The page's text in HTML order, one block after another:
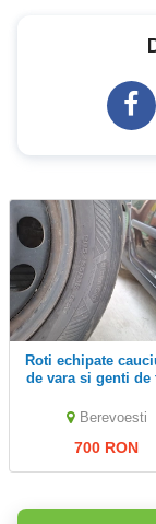
roti echipate cauciucuri
de vara si genti de
Berevoesti
700 RON